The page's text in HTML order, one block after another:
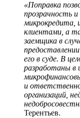
«Поправка
прозрачность и
микрокредита,
клиентами, а
заемщика в
его в суде. В
разработаны в
и
организаций,
Терентьев.